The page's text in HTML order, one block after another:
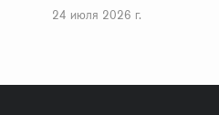
24 июля 2026 г.